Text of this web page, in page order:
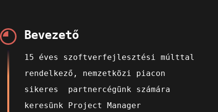
Bevezető
15 éves szoftverfejlesztési múlttal
rendelkező, nemzetközi piacon
sikeres partnercégünk számára
keresünk Project Manager